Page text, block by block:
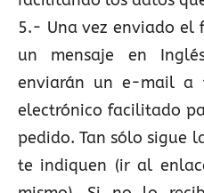
5.- Una vez enviado el
un mensaje en
enviarán un e-mail a
electrónico facilitado
pedido. Tan sólo sigue
te indiquen (ir al